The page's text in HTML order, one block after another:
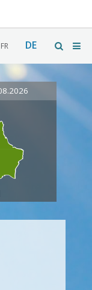
FR DE